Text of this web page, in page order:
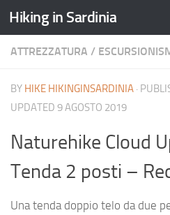
Hiking in Sardinia
ATTREZZATURA /
BY HIKE HIKINGINSARDINIA ·
UPDATED 9 AGOSTO 2019
Naturehike Cloud
Tenda 2 posti –
Una tenda doppio telo da due